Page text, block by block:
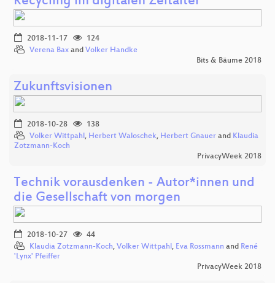
2018-11-17
124
Verena Bax and Volker Handke
Bits & Bäume 2018
Zukunftsvisionen
2018-10-28
138
Volker Wittpahl, Herbert Waloschek, Herbert Gnauer and Klaudia
Zotzmann-Koch
PrivacyWeek 2018
Technik vorausdenken - Autor*innen und
die Gesellschaft von morgen
2018-10-27
44
Klaudia Zotzmann-Koch, Volker Wittpahl, Eva Rossmann and René
'Lynx' Pfeiffer
PrivacyWeek 2018